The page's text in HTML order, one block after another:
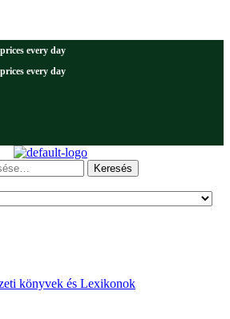
every day
every day
Keresés
könyvek és Lexikonok